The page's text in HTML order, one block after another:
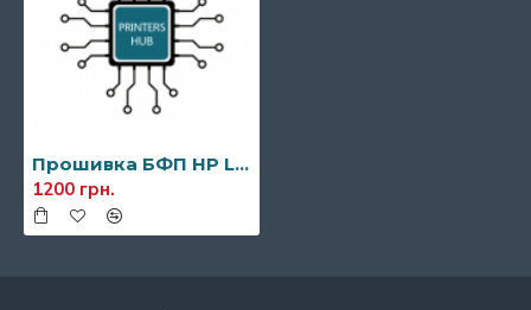
Прошивка БФП HP Laser 137fnw
1200 грн.